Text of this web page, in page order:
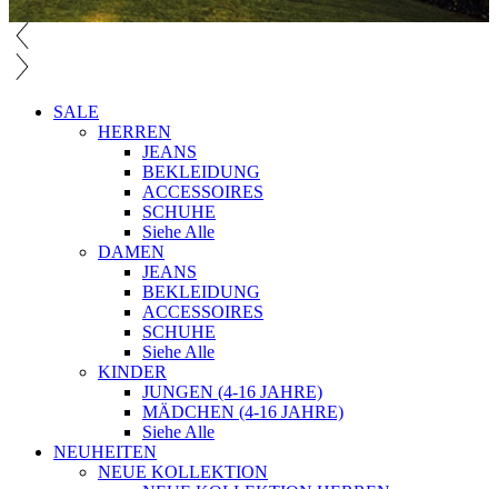
SALE
HERREN
JEANS
BEKLEIDUNG
ACCESSOIRES
SCHUHE
Siehe Alle
DAMEN
JEANS
BEKLEIDUNG
ACCESSOIRES
SCHUHE
Siehe Alle
KINDER
JUNGEN (4-16 JAHRE)
MÄDCHEN (4-16 JAHRE)
Siehe Alle
NEUHEITEN
NEUE KOLLEKTION